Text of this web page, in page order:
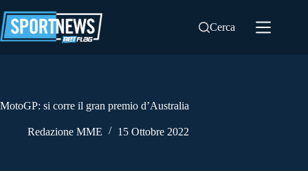
al
contenuto
Cerca
MotoGP: si corre il gran premio d’Australia
Redazione MME 15 Ottobre 2022